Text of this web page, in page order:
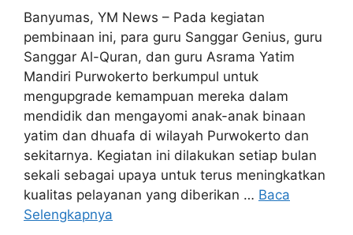
Banyumas, YM News – Pada kegiatan
pembinaan ini, para guru Sanggar Genius, guru
Sanggar Al-Quran, dan guru Asrama Yatim
Mandiri Purwokerto berkumpul untuk
mengupgrade kemampuan mereka dalam
mendidik dan mengayomi anak-anak binaan
yatim dan dhuafa di wilayah Purwokerto dan
sekitarnya. Kegiatan ini dilakukan setiap bulan
sekali sebagai upaya untuk terus meningkatkan
kualitas pelayanan yang diberikan … Baca
Selengkapnya